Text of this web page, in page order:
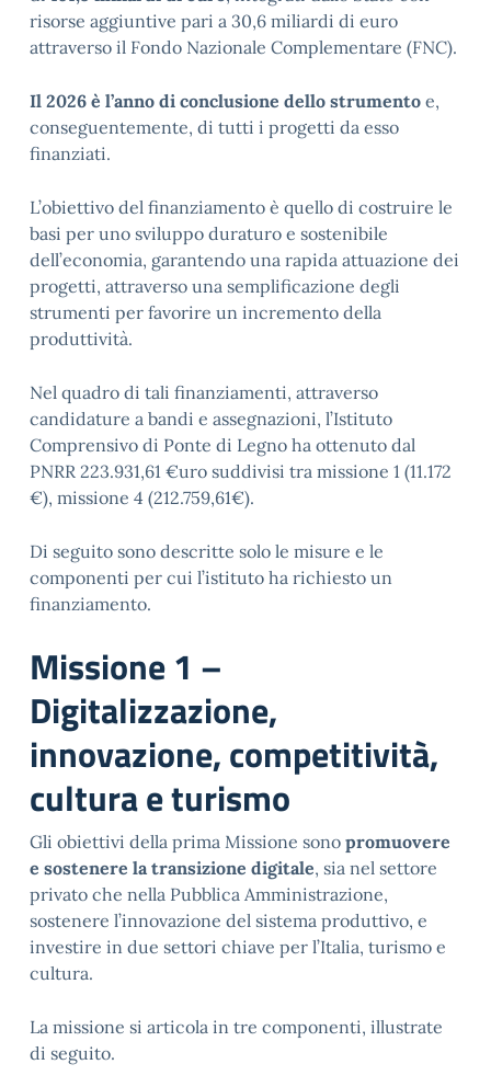
risorse aggiuntive pari a 30,6 miliardi di euro
attraverso il Fondo Nazionale Complementare (FNC).
Il 2026 è l’anno di conclusione dello strumento e,
conseguentemente, di tutti i progetti da esso
finanziati.
L’obiettivo del finanziamento è quello di costruire le
basi per uno sviluppo duraturo e sostenibile
dell’economia, garantendo una rapida attuazione dei
progetti, attraverso una semplificazione degli
strumenti per favorire un incremento della
produttività.
Nel quadro di tali finanziamenti, attraverso
candidature a bandi e assegnazioni, l’Istituto
Comprensivo di Ponte di Legno ha ottenuto dal
PNRR 223.931,61 €uro suddivisi tra missione 1 (11.172
€), missione 4 (212.759,61€).
Di seguito sono descritte solo le misure e le
componenti per cui l’istituto ha richiesto un
finanziamento.
Missione 1 –
Digitalizzazione,
innovazione, competitività,
cultura e turismo
Gli obiettivi della prima Missione sono promuovere
e sostenere la transizione digitale, sia nel settore
privato che nella Pubblica Amministrazione,
sostenere l’innovazione del sistema produttivo, e
investire in due settori chiave per l’Italia, turismo e
cultura.
La missione si articola in tre componenti, illustrate
di seguito.